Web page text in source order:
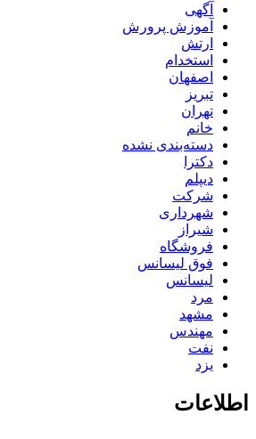
آگهی
آموزش پرورش
ارتش
استخدام
اصفهان
تبریز
تهران
خانم
دسته‌بندی نشده
دکترا
دیپلم
شرکت
شهرداری
شیراز
فروشگاه
فوق لیسانس
لیسانس
مرد
مشهد
مهندس
نفت
یزد
اطلاعات